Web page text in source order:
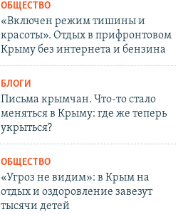
ОБЩЕСТВО
«Включен режим тишины и
красоты». Отдых в прифронтовом
Крыму без интернета и бензина
БЛОГИ
Письма крымчан. Что-то стало
меняться в Крыму: где же теперь
укрыться?
ОБЩЕСТВО
«Угроз не видим»: в Крым на
отдых и оздоровление завезут
тысячи детей